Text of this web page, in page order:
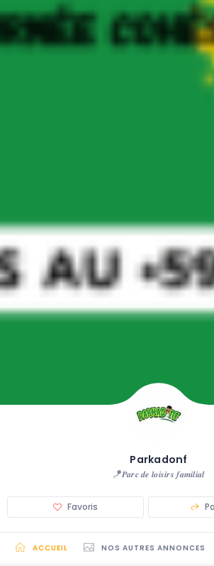
Parkadonf
🪁𝑷𝒂𝒓𝒄 𝒅𝒆 𝒍𝒐𝒊𝒔𝒊𝒓𝒔 𝒇𝒂𝒎𝒊𝒍𝒊𝒂𝒍
Favoris
ACCUEIL NOS AUTRES ANNONCES